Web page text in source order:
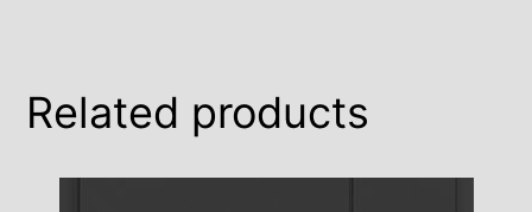
Related products